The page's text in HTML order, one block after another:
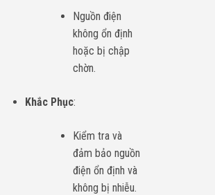
Nguồn điện
không ổn định
hoặc bị chập
chờn.
Khắc Phục:
Kiểm tra và
đảm bảo nguồn
điện ổn định và
không bị nhiễu.